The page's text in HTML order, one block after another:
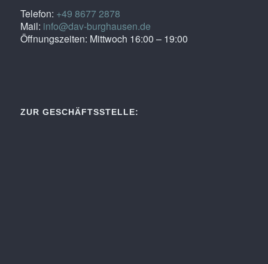
Telefon: +49 8677 2878
Mail: info@dav-burghausen.de
Öffnungszeiten: Mittwoch 16:00 – 19:00
ZUR GESCHÄFTSSTELLE: